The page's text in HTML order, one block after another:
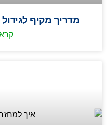
מדריך מקיף